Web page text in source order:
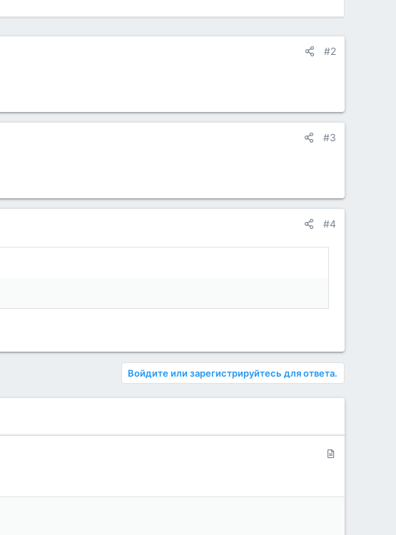
#2
#3
#4
Войдите или зарегистрируйтесь для ответа.
С